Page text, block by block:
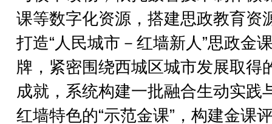
课等数字化资源，搭建思政教育资
打造“人民城市－红墙新人”思政金
牌，紧密围绕西城区城市发展取得
成就，系统构建一批融合生动实践
红墙特色的“示范金课”，构建金课